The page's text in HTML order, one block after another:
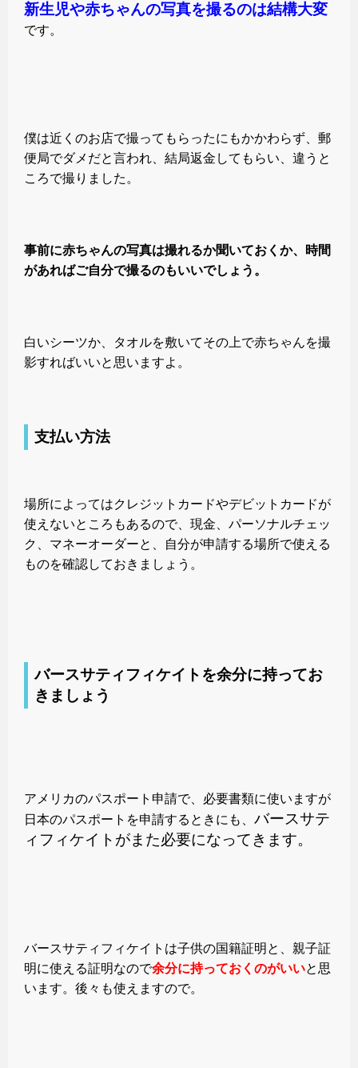
新生児や赤ちゃんの写真を撮るのは結構大変
です。
僕は近くのお店で撮ってもらったにもかかわらず、郵
便局でダメだと言われ、結局返金してもらい、違うと
ころで撮りました。
事前に赤ちゃんの写真は撮れるか聞いておくか、時間
があればご自分で撮るのもいいでしょう。
白いシーツか、タオルを敷いてその上で赤ちゃんを撮
影すればいいと思いますよ。
支払い方法
場所によってはクレジットカードやデビットカードが
使えないところもあるので、現金、パーソナルチェッ
ク、マネーオーダーと、自分が申請する場所で使える
ものを確認しておきましょう。
バースサティフィケイトを余分に持ってお
きましょう
アメリカのパスポート申請で、必要書類に使いますが
日本のパスポートを申請するときにも、 バースサテ
ィフィケイトがまた必要になってきます。
バースサティフィケイトは子供の国籍証明と、親子証
明に使える証明なので余分に持っておくのがいいと思
います。後々も使えますので。